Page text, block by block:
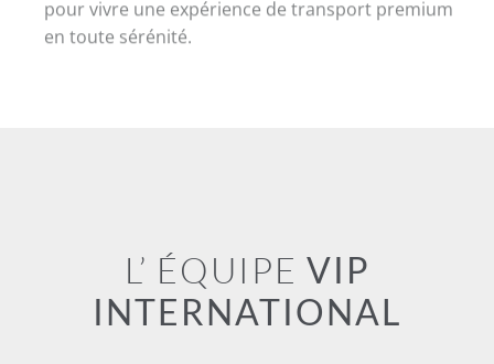
pour vivre une expérience de transport premium
en toute sérénité.
L’ ÉQUIPE VIP
INTERNATIONAL